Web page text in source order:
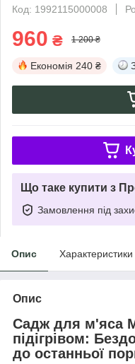
Код: 1992115000008
960 ₴ 1 200 ₴
Економія 240 ₴
Що таке купити з
Замовлення під
Опис Характеристики
Опис
Садж для м'яса
підігрівом:
до останньої